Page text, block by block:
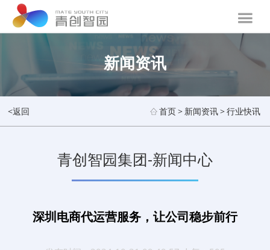
新闻资讯
<返回 首页> 新闻资讯>行业快讯
青创智园集团-新闻中心
深圳电商代运营服务，让公司稳步前行